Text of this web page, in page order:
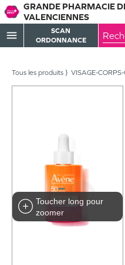
GRANDE PHARMACIE
VALENCIENNES
menu
SCAN
ORDONNANCE
Tous les produits VISAGE-
Toucher long pour
zoomer